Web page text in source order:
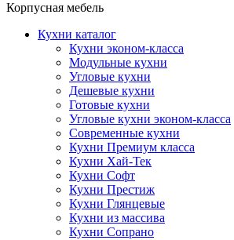
Корпусная мебель
Кухни каталог
Кухни эконом-класса
Модульные кухни
Угловые кухни
Дешевые кухни
Готовые кухни
Угловые кухни эконом-класса
Современные кухни
Кухни Премиум класса
Кухни Хай-Тек
Кухни Софт
Кухни Престиж
Кухни Глянцевые
Кухни из массива
Кухни Сопрано